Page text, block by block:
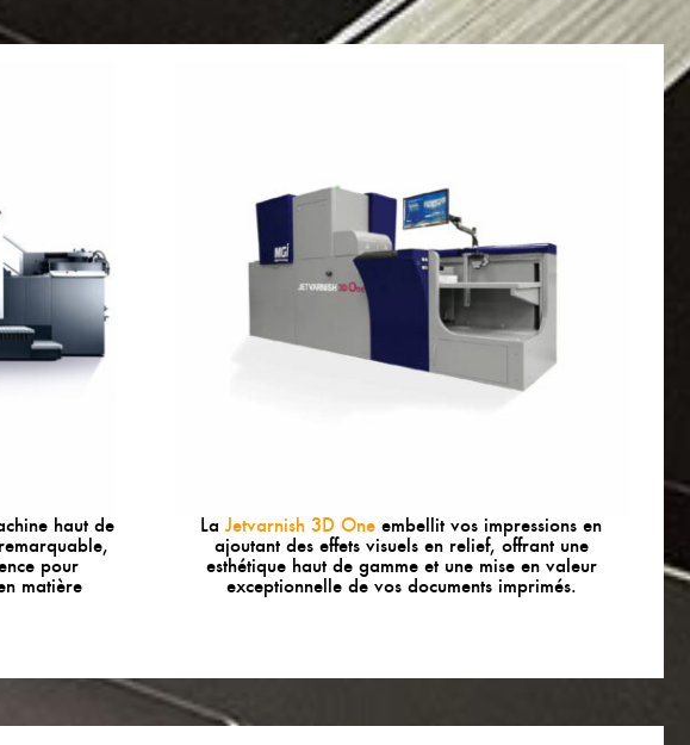
haut de
pour
matière
LaJetvarnish 3D One embellit vos impressions en
ajoutant des effets visuels en relief, offrant une
esthétique haut de gamme et une mise en valeur
exceptionnelle de vos documents imprimés.